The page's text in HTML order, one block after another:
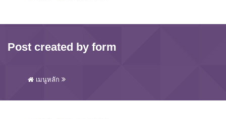
Post created by form
เมนูหลัก